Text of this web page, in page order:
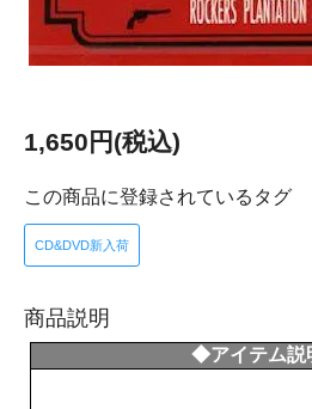
1,650円(税込)
この商品に登録されているタグ
CD&DVD新入荷
商品説明
◆アイテム